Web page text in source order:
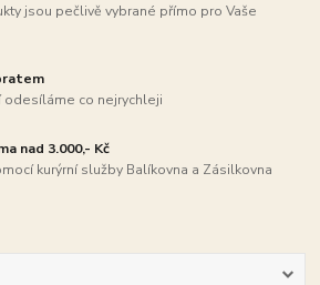
jsou pečlivě vybrané přímo pro Vaše
odesíláme co nejrychleji
nad 3.000,- Kč
kurýrní služby Balíkovna a Zásilkovna